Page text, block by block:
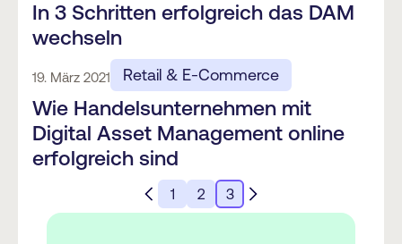
In 3 Schritten erfolgreich das DAM
wechseln
19. März 2021 Retail & E-Commerce
Wie Handelsunternehmen mit
Digital Asset Management online
erfolgreich sind
1 2 3